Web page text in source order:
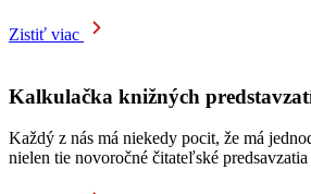
Zistiť viac
Kalkulačka knižných
Každý z nás má niekedy pocit, že má
nielen tie novoročné čitateľské